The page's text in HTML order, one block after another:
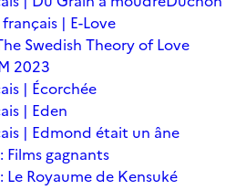
| E-Love
Swedish Theory of Love
2023
| Écorchée
| Eden
| Edmond était un âne
gagnants
Royaume de Kensuké